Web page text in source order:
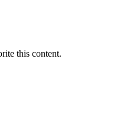
this content.